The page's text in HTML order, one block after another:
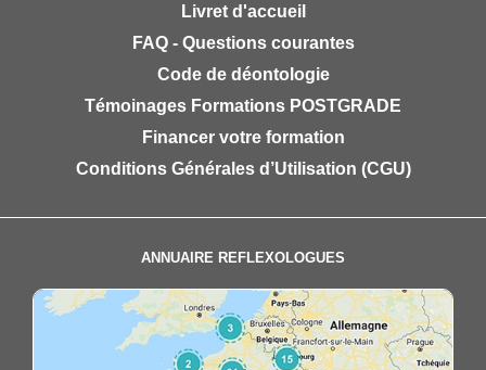
Livret d'accueil
FAQ - Questions courantes
Code de déontologie
Témoinages Formations POSTGRADE
Financer votre formation
Conditions Générales d’Utilisation (CGU)
ANNUAIRE REFLEXOLOGUES